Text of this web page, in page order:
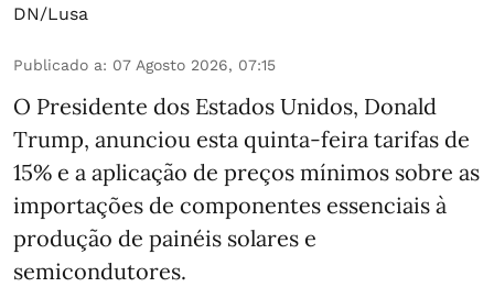
DN/Lusa
Publicado a: 07 Agosto 2026, 07:15
O Presidente dos Estados Unidos, Donald
Trump, anunciou esta quinta-feira tarifas de
15% e a aplicação de preços mínimos sobre as
importações de componentes essenciais à
produção de painéis solares e
semicondutores.